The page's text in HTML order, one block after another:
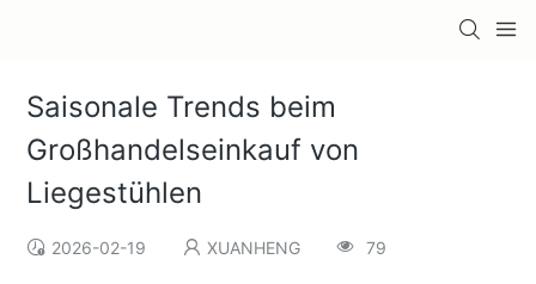
Saisonale Trends beim
Großhandelseinkauf von
Liegestühlen
2026-02-19 XUANHENG 79